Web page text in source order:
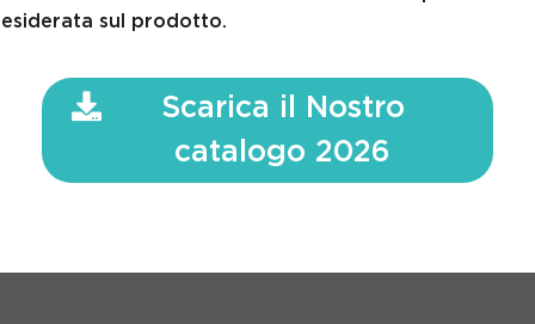
sul prodotto.
Scarica il Nostro
catalogo 2026